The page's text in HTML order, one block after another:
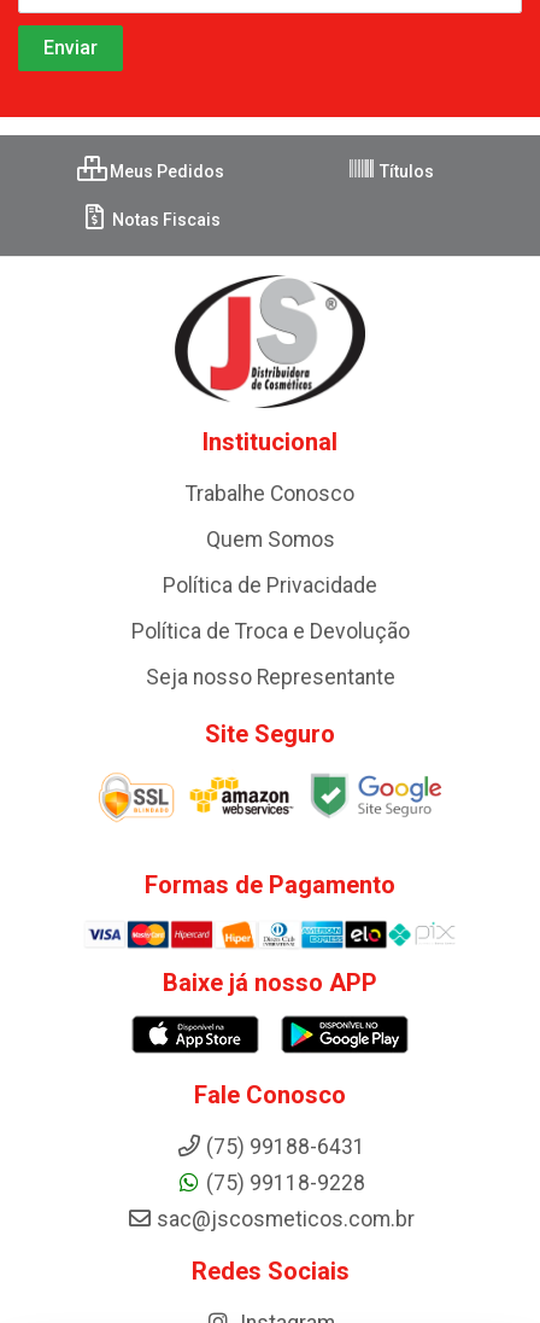
Meus Pedidos Títulos
Notas Fiscais
Institucional
Trabalhe Conosco
Quem Somos
Política de Privacidade
Política de Troca e Devolução
Seja nosso Representante
Site Seguro
Formas de Pagamento
Baixe já nosso APP
Fale Conosco
(75) 99188-6431
(75) 99118-9228
sac@jscosmeticos.com.br
Redes Sociais